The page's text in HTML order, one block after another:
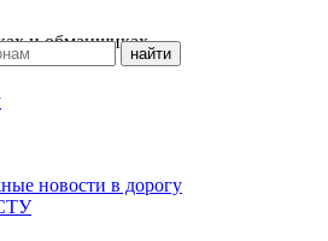
и обманщиках
новости в дорогу